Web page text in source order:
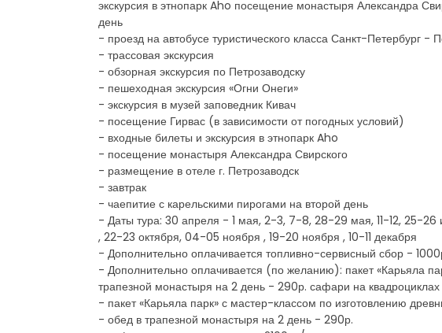
экскурсия в этнопарк Aho посещение монастыря Александра
день
- проезд на автобусе туристического класса Санкт-Петербург -
- трассовая экскурсия
- обзорная экскурсия по Петрозаводску
- пешеходная экскурсия «Огни Онеги»
- экскурсия в музей заповедник Кивач
- посещение Гирвас (в зависимости от погодных условий)
- входные билеты и экскурсия в этнопарк Aho
- посещение монастыря Александра Свирского
- размещение в отеле г. Петрозаводск
- завтрак
- чаепитие с карельскими пирогами на второй день
- Даты тура: 30 апреля - 1 мая, 2-3, 7-8, 28-29 мая, 11-12, 25-
, 22-23 октября, 04-05 ноября , 19-20 ноября , 10-11 декабря
- Дополнительно оплачивается топливно-сервисный сбор -
- Дополнительно оплачивается (по желанию): пакет «Карьяла
трапезной монастыря на 2 день - 290р. сафари на
- пакет «Карьяла парк» с мастер-классом по изготовлению
- обед в трапезной монастыря на 2 день - 290р.